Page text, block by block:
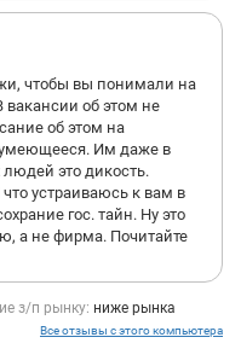
чтобы вы понимали на
вакансии об этом не
об этом на
Им даже в
людей это дикость.
устраиваюсь к вам в
гос. тайн. Ну это
а не фирма. Почитайте
з/п рынку: ниже рынка
Все отзывы с этого компьютера